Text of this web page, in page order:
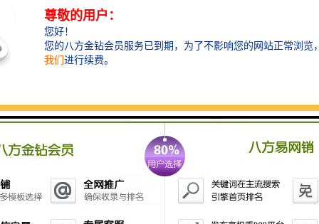
铸造挡渣棉，也称挡渣棉，挡脏棉，学名陶瓷纤维毯，
陶盾毯。铸造浇注时挡渣棉始终在浇包口处形成一条不